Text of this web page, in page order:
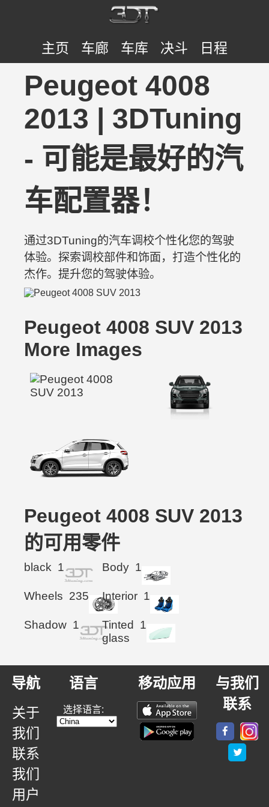
主页 车廊 车库 决斗 日程
Peugeot 4008
2013 | 3DTuning
- 可能是最好的汽
车配置器！
通过3DTuning的汽车调校个性化您的驾驶
体验。探索调校部件和饰面，打造个性化的
杰作。提升您的驾驶体验。
Peugeot 4008 SUV 2013
More Images
Peugeot 4008 SUV 2013
的可用零件
black 1 Body 1
Wheels 235 Interior 1
Shadow 1
Tinted
glass
1
导航
关于
我们
联系
我们
用户
语言
选择语言:
移动应用
与我们
联系